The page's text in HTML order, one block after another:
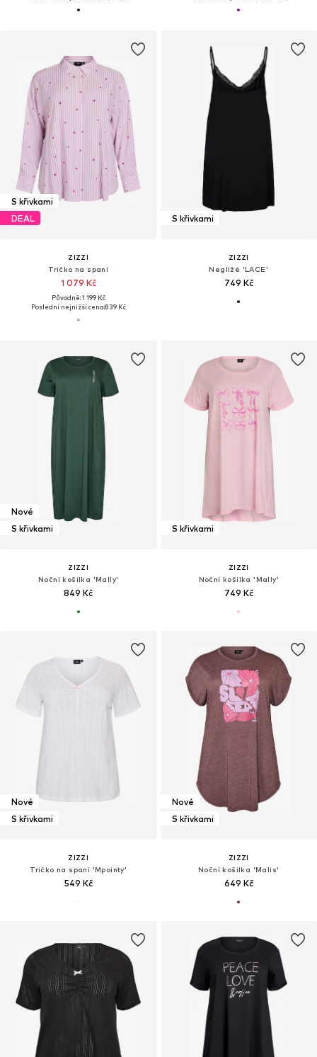
S křivkami
DEAL
ZIZZI
Tričko na spaní
1 079 Kč
Původně: 1 199 Kč
Poslední nejnižší cena:839 Kč
S křivkami
ZIZZI
Negližé 'LACE'
749 Kč
Nové
S křivkami
ZIZZI
Noční košilka 'Mally'
849 Kč
S křivkami
ZIZZI
Noční košilka 'Mally'
749 Kč
Nové
S křivkami
ZIZZI
Tričko na spaní 'Mpointy'
549 Kč
Nové
S křivkami
ZIZZI
Noční košilka 'Malis'
649 Kč